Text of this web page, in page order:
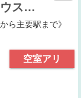
ウス…
ら主要駅まで》
空室アリ